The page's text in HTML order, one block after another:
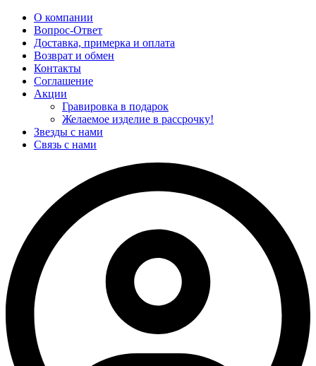
О компании
Вопрос-Ответ
Доставка, примерка и оплата
Возврат и обмен
Контакты
Соглашение
Акции
Гравировка в подарок
Желаемое изделие в рассрочку!
Звезды с нами
Связь с нами